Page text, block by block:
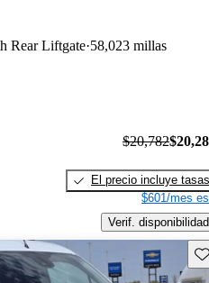
Rear Liftgate 58,023 millas
$20,782
El precio incluye tasas
$601/mes
Verif. disponibilidad